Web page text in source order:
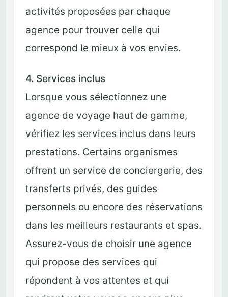
activités proposées par chaque
agence pour trouver celle qui
correspond le mieux à vos envies.
4. Services inclus
Lorsque vous sélectionnez une
agence de voyage haut de gamme,
vérifiez les services inclus dans leurs
prestations. Certains organismes
offrent un service de conciergerie, des
transferts privés, des guides
personnels ou encore des réservations
dans les meilleurs restaurants et spas.
Assurez-vous de choisir une agence
qui propose des services qui
répondent à vos attentes et qui